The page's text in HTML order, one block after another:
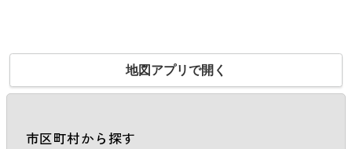
地図アプリで開く
市区町村から探す